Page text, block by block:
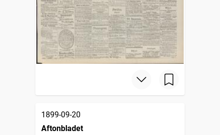
1899-09-20
Aftonbladet